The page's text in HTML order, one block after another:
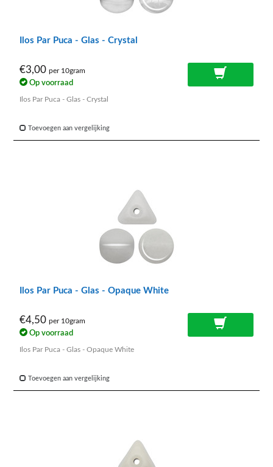
Ilos Par Puca - Glas - Crystal
€3,00 per 10gram
Op voorraad
Ilos Par Puca - Glas - Crystal
Toevoegen aan vergelijking
Ilos Par Puca - Glas - Opaque White
€4,50 per 10gram
Op voorraad
Ilos Par Puca - Glas - Opaque White
Toevoegen aan vergelijking